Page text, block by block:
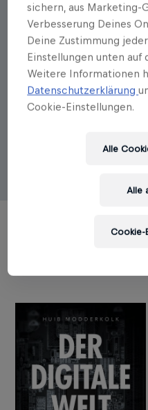
Sabine
Huib Modderkolk,
Journalist bei der
beschäftigt sich vor
der Digitalisierung, der
und der Bedrohung
renommierten
sichern, aus Marketing-
Verbesserung Deines
Deine Zustimmung
Einstellungen unten auf
Weitere Informationen
Datenschutzerklärung
Cookie-Einstellungen.
Alle
Alle
Cookie-